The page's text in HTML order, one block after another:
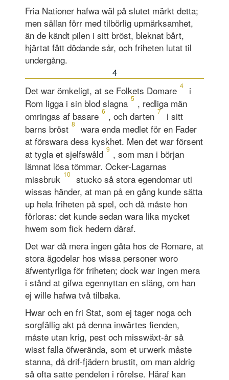
Fria Nationer hafwa wäl på slutet märkt detta;
men sällan förr med tilbörlig upmärksamhet,
än de kändt pilen i sitt bröst, bleknat bårt,
hjärtat fått dödande sår, och friheten lutat til
undergång.
4
Det war ömkeligt, at se Folkets Domare 4
i
Rom ligga i sin blod slagna 5 , redliga män
omringas af basare 6 , och darten 7
i sitt
barns bröst 8
wara enda medlet för en Fader
at förswara dess kyskhet. Men det war försent
at tygla et sjelfswåld 9 , som man i början
lämnat lösa tömmar. Ocker-Lagarnas
missbruk 10
stucko så stora egendomar uti
wissas händer, at man på en gång kunde sätta
up hela friheten på spel, och då måste hon
förloras: det kunde sedan wara lika mycket
hwem som fick hedern däraf.
Det war då mera ingen gåta hos de Romare, at
stora ägodelar hos wissa personer woro
äfwentyrliga för friheten; dock war ingen mera
i stånd at gifwa egennyttan en släng, om han
ej wille hafwa två tilbaka.
Hwar och en fri Stat, som ej tager noga och
sorgfällig akt på denna inwärtes fienden,
måste utan krig, pest och misswäxt-år så
wisst falla öfwer­ända, som et urwerk måste
stanna, då drif-fjädern brustit, om man aldrig
så ofta satte pendelen i rörelse. Häraf kan